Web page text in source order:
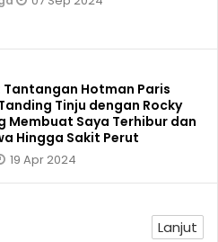
Tantangan Hotman Paris
Tinju dengan Rocky
Membuat Saya Terhibur dan
Hingga Sakit Perut
19 Apr 2024
Lanjut